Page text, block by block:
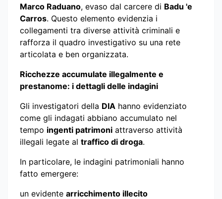
Marco Raduano, evaso dal carcere di Badu 'e
Carros. Questo elemento evidenzia i
collegamenti tra diverse attività criminali e
rafforza il quadro investigativo su una rete
articolata e ben organizzata.
Ricchezze accumulate illegalmente e
prestanome: i dettagli delle indagini
Gli investigatori della DIA hanno evidenziato
come gli indagati abbiano accumulato nel
tempo ingenti patrimoni attraverso attività
illegali legate al traffico di droga.
In particolare, le indagini patrimoniali hanno
fatto emergere:
un evidente arricchimento illecito